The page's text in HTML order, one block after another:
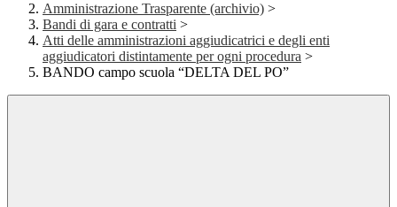
Amministrazione Trasparente (archivio) >
Bandi di gara e contratti >
Atti delle amministrazioni aggiudicatrici e degli enti
aggiudicatori distintamente per ogni procedura >
BANDO campo scuola “DELTA DEL PO”